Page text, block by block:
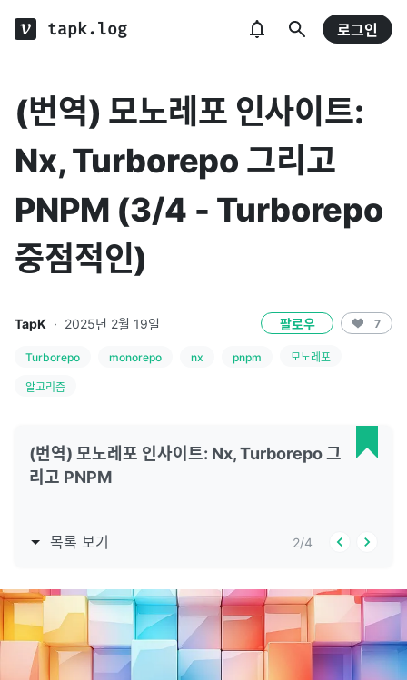
tapk.log 로그인
(번역) 모노레포 인사이트:
Nx, Turborepo 그리고
PNPM (3/4 - Turborepo
중점적인)
TapK · 2025년 2월 19일 팔로우 7
Turborepo monorepo nx pnpm 모노레포
알고리즘
(번역) 모노레포 인사이트: Nx, Turborepo 그
리고 PNPM
목록 보기 2/4